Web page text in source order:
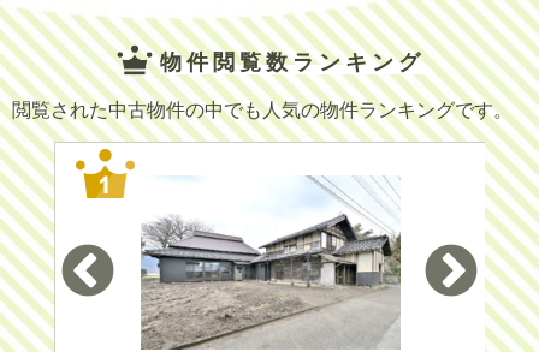
物件閲覧数ランキング
閲覧された中古物件の中でも人気の物件ランキングです。